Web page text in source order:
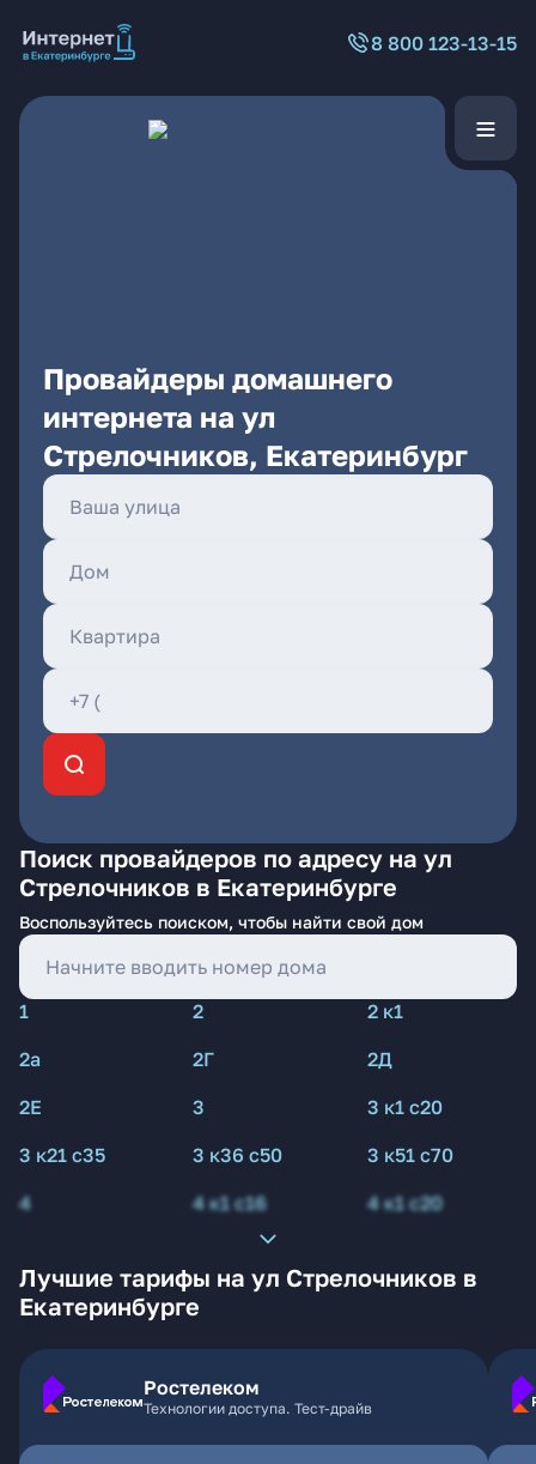
8 800 123-13-15
Провайдеры домашнего
интернета на ул
Стрелочников, Екатеринбург
Поиск провайдеров по адресу на ул
Стрелочников в Екатеринбурге
Воспользуйтесь поиском, чтобы найти свой дом
1 2
2 к1
2а
2Г
2Д
2Е
3
3 к1 с20
3 к21 с35
3 к36 с50
3 к51 с70
4
4 к1 с16 4 к1 с20
Лучшие тарифы на ул Стрелочников в
Екатеринбурге
Ростелеком
Технологии доступа. Тест-драйв